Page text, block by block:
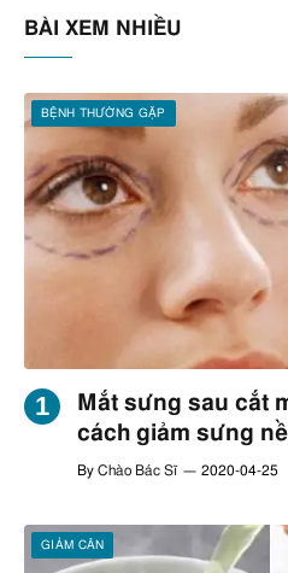
BÀI XEM NHIỀU
BỆNH THƯỜNG GẶP
Mắt sưng sau cắt
cách giảm sưng
By Chào Bác Sĩ 2020-04-25
GIẢM CÂN